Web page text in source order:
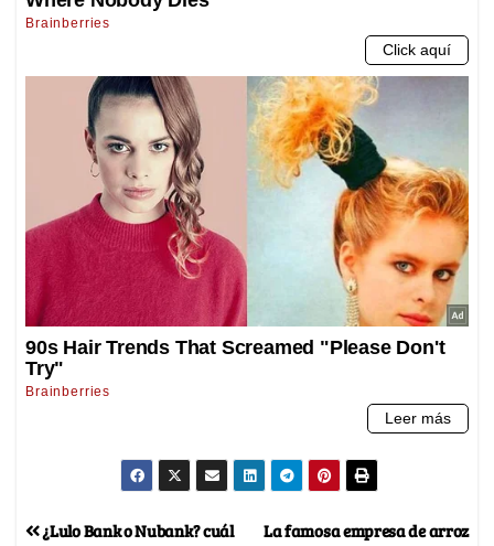
La famosa empresa de arroz
¿Lulo Bank o Nubank? cuál